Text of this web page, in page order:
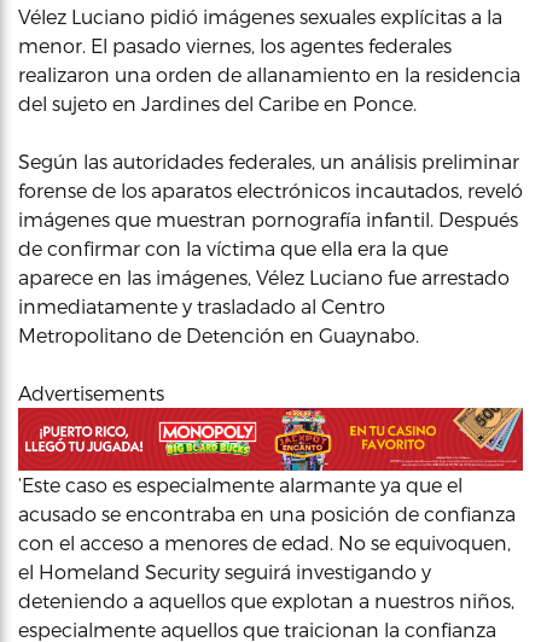
Vélez Luciano pidió imágenes sexuales explícitas a la
menor. El pasado viernes, los agentes federales
realizaron una orden de allanamiento en la residencia
del sujeto en Jardines del Caribe en Ponce.
Según las autoridades federales, un análisis preliminar
forense de los aparatos electrónicos incautados, reveló
imágenes que muestran pornografía infantil. Después
de confirmar con la víctima que ella era la que
aparece en las imágenes, Vélez Luciano fue arrestado
inmediatamente y trasladado al Centro
Metropolitano de Detención en Guaynabo.
Advertisements
‘Este caso es especialmente alarmante ya que el
acusado se encontraba en una posición de confianza
con el acceso a menores de edad. No se equivoquen,
el Homeland Security seguirá investigando y
deteniendo a aquellos que explotan a nuestros niños,
especialmente aquellos que traicionan la confianza